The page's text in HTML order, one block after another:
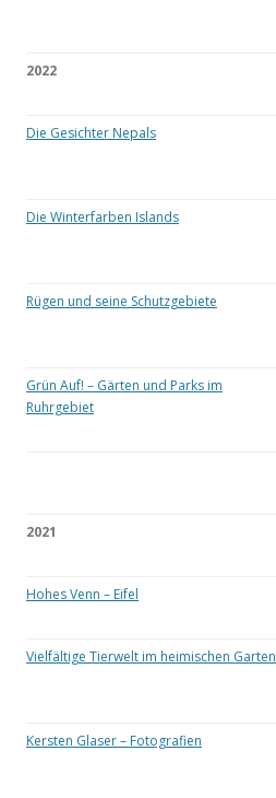
2022
Die Gesichter Nepals
Die Winterfarben Islands
Rügen und seine Schutzgebiete
Grün Auf! – Gärten und Parks im
Ruhrgebiet
2021
Hohes Venn – Eifel
Vielfältige Tierwelt im heimischen Garten
Kersten Glaser – Fotografien